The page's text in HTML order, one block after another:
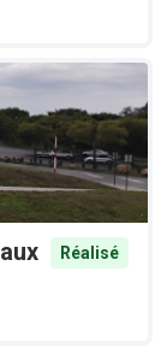
Réalisé